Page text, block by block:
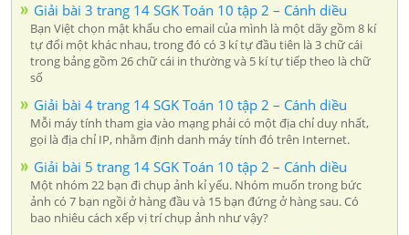
Giải bài 3 trang 14 SGK Toán 10 tập 2 – Cánh diều
Bạn Việt chọn mật khẩu cho email của mình là một dãy gồm 8 kí
tự đổi một khác nhau, trong đó có 3 kí tự đầu tiên là 3 chữ cái
trong bảng gồm 26 chữ cái in thường và 5 kí tự tiếp theo là chữ
số
Giải bài 4 trang 14 SGK Toán 10 tập 2 – Cánh diều
Mỗi máy tính tham gia vào mạng phải có một địa chỉ duy nhất,
gọi là địa chỉ IP, nhằm định danh máy tính đó trên Internet.
Giải bài 5 trang 14 SGK Toán 10 tập 2 – Cánh diều
Một nhóm 22 bạn đi chụp ảnh kỉ yếu. Nhóm muốn trong bức
ảnh có 7 bạn ngồi ở hàng đầu và 15 bạn đứng ở hàng sau. Có
bao nhiêu cách xếp vị trí chụp ảnh như vậy?